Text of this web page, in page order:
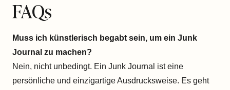
FAQs
Muss ich künstlerisch begabt sein, um ein Junk
Journal zu machen?
Nein, nicht unbedingt. Ein Junk Journal ist eine
persönliche und einzigartige Ausdrucksweise. Es geht